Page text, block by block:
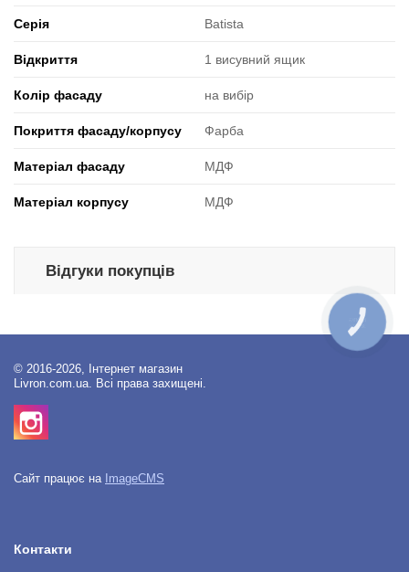
Серія Batista
Відкриття 1 висувний ящик
Колір фасаду на вибір
Покриття фасаду/корпусу Фарба
Матеріал фасаду МДФ
Матеріал корпусу МДФ
Відгуки покупців
© 2016-2026, Інтернет магазин
Livron.com.ua. Всі права захищені.
Сайт працює на ImageCMS
Контакти
КНОПКА
ЗВ'ЯЗКУ